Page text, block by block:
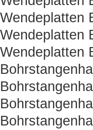
Wendeplatten
Wendeplatten
Wendeplatten